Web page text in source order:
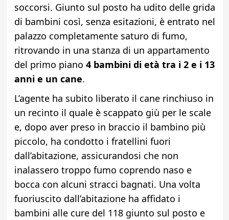
soccorsi. Giunto sul posto ha udito delle grida
di bambini così, senza esitazioni, è entrato nel
palazzo completamente saturo di fumo,
ritrovando in una stanza di un appartamento
del primo piano 4 bambini di età tra i 2 e i 13
anni e un cane.
L’agente ha subito liberato il cane rinchiuso in
un recinto il quale è scappato giù per le scale
e, dopo aver preso in braccio il bambino più
piccolo, ha condotto i fratellini fuori
dall’abitazione, assicurandosi che non
inalassero troppo fumo coprendo naso e
bocca con alcuni stracci bagnati. Una volta
fuoriuscito dall’abitazione ha affidato i
bambini alle cure del 118 giunto sul posto e